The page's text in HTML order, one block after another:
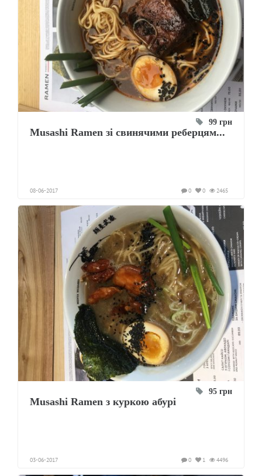
99 грн
Musashi Ramen зі свинячими реберцям...
08-06-2017 2465
0
0
95 грн
Musashi Ramen з куркою абурі
03-06-2017 4496
1
0